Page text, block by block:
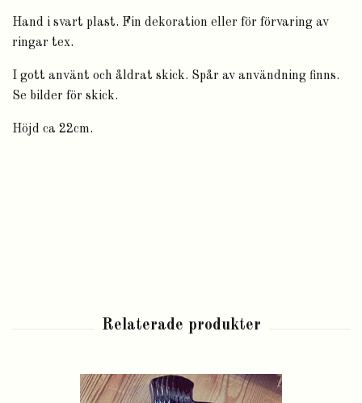
Hand i svart plast. Fin dekoration eller för förvaring av
ringar tex.
I gott använt och åldrat skick. Spår av användning finns.
Se bilder för skick.
Höjd ca 22cm.